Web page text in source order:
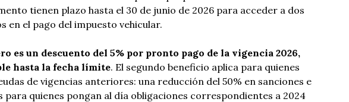
tienen plazo hasta el 30 de junio de 2026 para acceder a dos
en el pago del impuesto vehicular.
es un descuento del 5% por pronto pago de la vigencia 2026,
hasta la fecha límite. El segundo beneficio aplica para quienes
de vigencias anteriores: una reducción del 50% en sanciones e
para quienes pongan al día obligaciones correspondientes a 2024